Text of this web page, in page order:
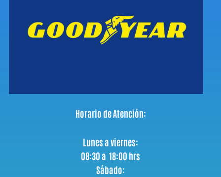
Horario de Atención:
Lunes a viernes:
08:30 a 18:00 hrs
Sábado: